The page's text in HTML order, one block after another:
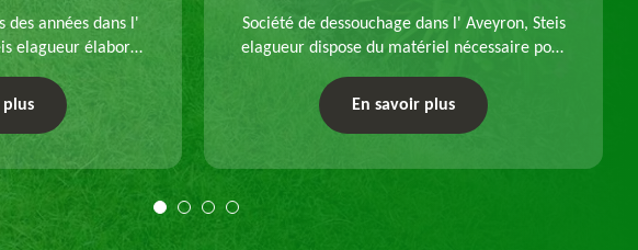
des années dans l'
elagueur élabore
paysager et
Devis gratuit et
plus
Société de dessouchage dans l' Aveyron, Steis
elagueur dispose du matériel nécessaire pour
un dessouchage manuel ou mécanique.
Travail selon les règles de l'art.
En savoir plus